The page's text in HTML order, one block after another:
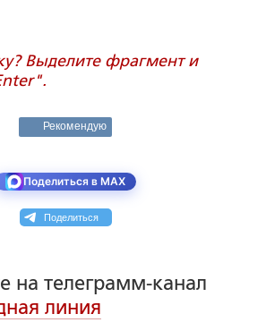
Выделите фрагмент и
Рекомендую
Поделиться в MAX
Поделиться
на телеграмм-канал
линия